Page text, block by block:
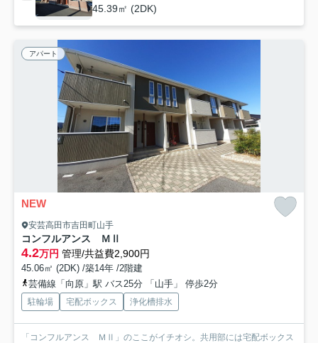
45.39㎡ (2DK)
アパート
NEW
安芸高田市吉田町山手
コンフルアンス ＭⅡ
4.2万円 管理/共益費2,900円
45.06㎡ (2DK) /築14年 /2階建
芸備線「向原」駅 バス25分 「山手」 停歩2分
駐輪場 宅配ボックス 浄化槽排水
「コンフルアンス ＭⅡ」のここがイチオシ。共用部には宅配ボックス